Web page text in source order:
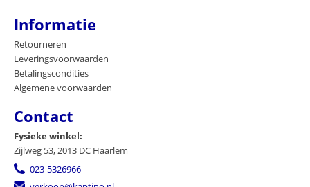
Informatie
Retourneren
Leveringsvoorwaarden
Betalingscondities
Algemene voorwaarden
Contact
Fysieke winkel:
Zijlweg 53, 2013 DC Haarlem
023-5326966